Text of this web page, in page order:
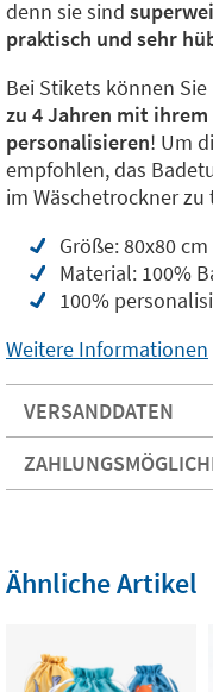
denn sie sind
praktisch und sehr
Bei Stikets können
zu 4 Jahren mit
personalisieren! Um
empfohlen, das
im Wäschetrockner
Größe: 80x80 cm
Material: 100%
100%
Weitere Informationen
VERSANDDATEN
Ähnliche Artikel